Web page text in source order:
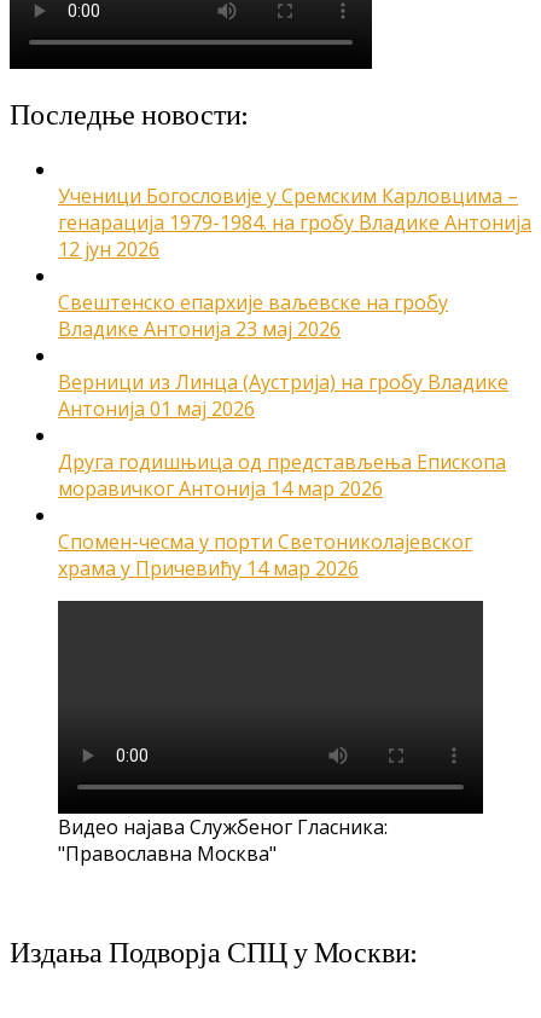
Последње новости:
Ученици Богословије у Сремским Карловцима –
генарација 1979-1984. на гробу Владике Антонија
12 јун 2026
Свештенско епархије ваљевске на гробу
Владике Антонија 23 мај 2026
Верници из Линца (Аустрија) на гробу Владике
Антонија 01 мај 2026
Друга годишњица од представљења Епископа
моравичког Антонија 14 мар 2026
Спомен-чесма у порти Светониколајевског
храма у Причевићу 14 мар 2026
Видео најава Службеног Гласника:
"Православна Москва"
Издања Подворја СПЦ у Москви: